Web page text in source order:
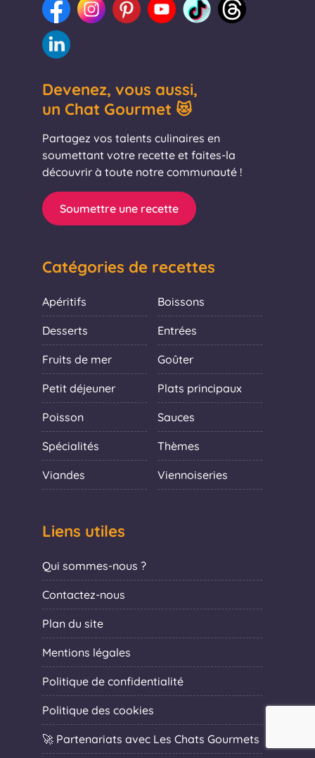
Devenez, vous aussi,
un Chat Gourmet 😻
Partagez vos talents culinaires en
soumettant votre recette et faites-la
découvrir à toute notre communauté !
Soumettre une recette
Catégories de recettes
Apéritifs Boissons
Desserts Entrées
Fruits de mer Goûter
Petit déjeuner Plats principaux
Poisson Sauces
Spécialités Thèmes
Viandes Viennoiseries
Liens utiles
Qui sommes-nous ?
Contactez-nous
Plan du site
Mentions légales
Politique de confidentialité
Politique des cookies
🚀 Partenariats avec Les Chats Gourmets